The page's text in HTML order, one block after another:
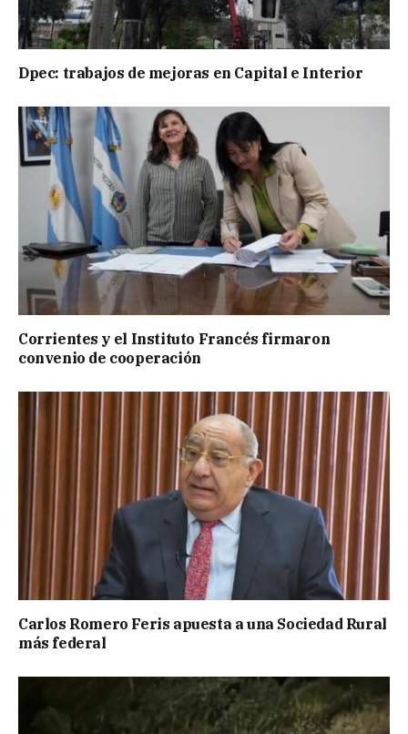
Dpec: trabajos de mejoras en Capital e Interior
Corrientes y el Instituto Francés firmaron
convenio de cooperación
Carlos Romero Feris apuesta a una Sociedad Rural
más federal